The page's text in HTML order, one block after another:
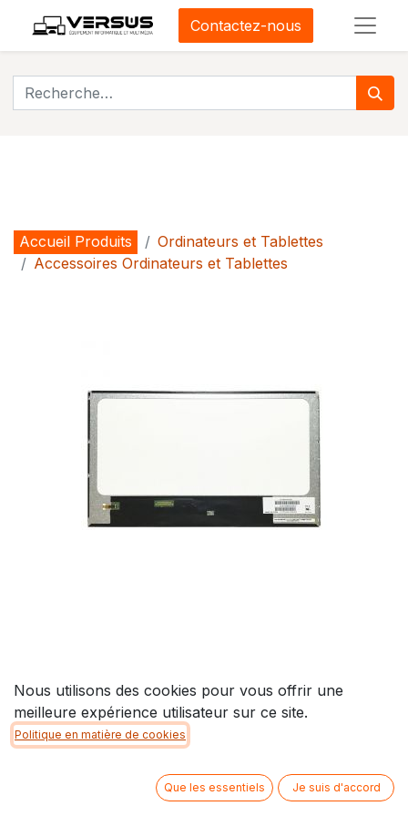
Contactez-nous
Accueil Produits
Ordinateurs et Tablettes
Accessoires Ordinateurs et Tablettes
Pins
75,00€
Disponible en magasin *
Nous utilisons des cookies pour vous offrir une
meilleure expérience utilisateur sur ce site.
Politique en matière de cookies
Que les essentiels Je suis d'accord